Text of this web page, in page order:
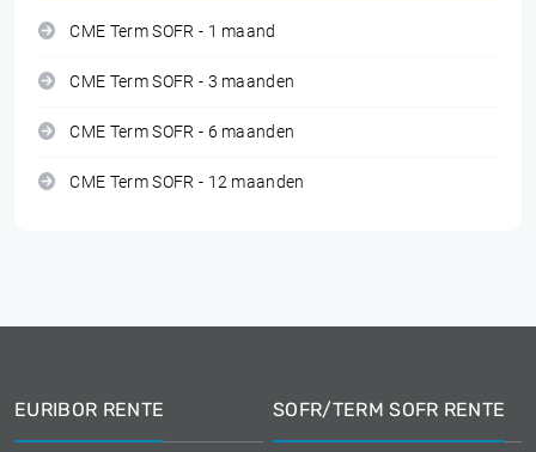
CME Term SOFR - 1 maand
CME Term SOFR - 3 maanden
CME Term SOFR - 6 maanden
CME Term SOFR - 12 maanden
EURIBOR RENTE SOFR/TERM SOFR RENTE